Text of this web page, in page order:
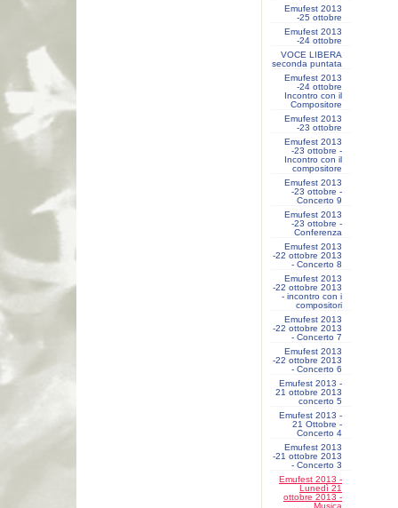
Emufest 2013
-25 ottobre
Emufest 2013
-24 ottobre
VOCE LIBERA
seconda puntata
Emufest 2013
-24 ottobre
Incontro con il
Compositore
Emufest 2013
-23 ottobre
Emufest 2013
-23 ottobre -
Incontro con il
compositore
Emufest 2013
-23 ottobre -
Concerto 9
Emufest 2013
-23 ottobre -
Conferenza
Emufest 2013
-22 ottobre 2013
- Concerto 8
Emufest 2013
-22 ottobre 2013
- incontro con i
compositori
Emufest 2013
-22 ottobre 2013
- Concerto 7
Emufest 2013
-22 ottobre 2013
- Concerto 6
Emufest 2013 -
21 ottobre 2013
concerto 5
Emufest 2013 -
21 Ottobre -
Concerto 4
Emufest 2013
-21 ottobre 2013
- Concerto 3
Emufest 2013 -
Lunedì 21
ottobre 2013 -
Musica